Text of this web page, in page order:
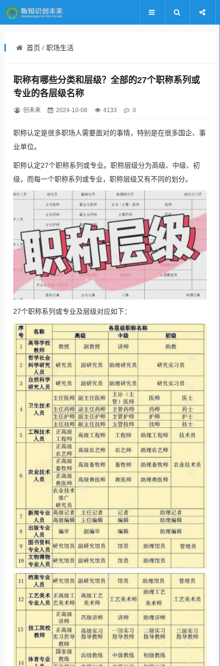
首页 / 职场生活
职称有哪些分类和层级？全部的27个职称系列或
专业的各层级名称
创未来 2024-10-08 4133 0
职称认定是很多职场人需要面对的事情，特别是在很多国企、事
业单位。
职称认定27个职称系列或专业。职称层级分为高级、中级、初
级，而每一个职称系列或专业，职称层级又有不同的划分。
27个职称系列或专业及层级对应如下：